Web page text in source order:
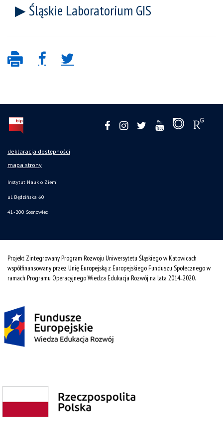
Śląskie Laboratorium GIS
deklaracja dostępności
mapa strony
Instytut Nauk o Ziemi
ul. Będzińska 60
41-200 Sosnowiec
Projekt Zintegrowany Program Rozwoju Uniwersytetu Śląskiego w Katowicach
współfinansowany przez Unię Europejską z Europejskiego Funduszu Społecznego w
ramach Programu Operacyjnego Wiedza Edukacja Rozwój na lata 2014˗2020.